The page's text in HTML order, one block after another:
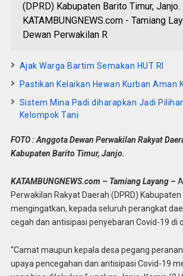
(DPRD) Kabupaten Barito Timur, Janjo.
KATAMBUNGNEWS.com - Tamiang
Dewan Perwakilan R
Ajak Warga Bartim Semakan HUT RI
Pastikan Kelaikan Hewan Kurban Aman
Sistem Mina Padi diharapkan Jadi
Kelompok Tani
FOTO : Anggota Dewan Perwakilan Rakyat
Kabupaten Barito Timur, Janjo.
KATAMBUNGNEWS.com – Tamiang Layang –
Perwakilan Rakyat Daerah (DPRD)
mengingatkan, kepada seluruh perangkat
cegah dan antisipasi penyebaran Covid-19 di
“Camat maupun kepala desa pegang
upaya pencegahan dan antisipasi Covid-19